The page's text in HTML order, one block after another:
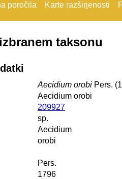
poročila Karte razširjenosti
taksonu
Aecidium orobi Pers.
Aecidium orobi
209927
sp.
Aecidium
orobi
Pers.
1796